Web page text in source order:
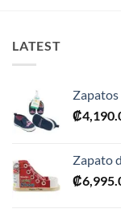
LATEST
Zapatos
₡
Zapato
₡